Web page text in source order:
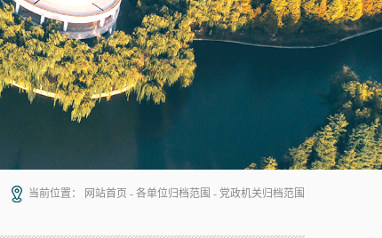
当前位置： 网站首页 - 各单位归档范围 - 党政机关归档范围